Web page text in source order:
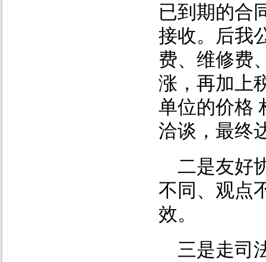
已到期的合
接收。后我
费、维修费
涨，再加上
单位的价格
洽谈，最终
二是友好
不同、观点
效。
三是走司